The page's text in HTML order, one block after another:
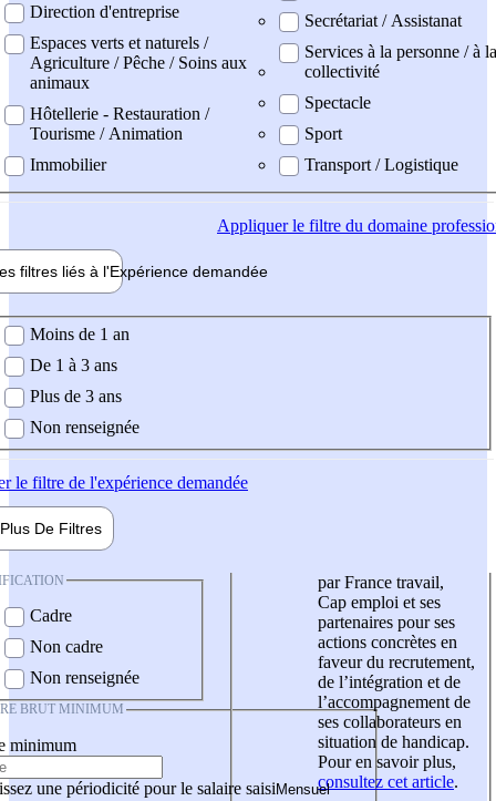
Direction d'entreprise
Espaces verts et naturels /
Agriculture / Pêche / Soins aux
animaux
Hôtellerie - Restauration /
Tourisme / Animation
Immobilier
Secrétariat / Assistanat
Services à la personne / à la
collectivité
Spectacle
Sport
Transport / Logistique
Appliquerle filtre du domaine
filtres liés à l'Expérience demandée
demandée
Moins de 1 an
De 1 à 3 ans
Plus de 3 ans
Non renseignée
le filtre de l'expérience demandée
Plus De Filtres
Cadre
Non cadre
Non renseignée
BRUT MINIMUM
minimum
une périodicité pour le salaire saisi
par France travail,
Cap emploi et ses
partenaires pour ses
actions concrètes en
faveur du recrutement,
de l’intégration et de
l’accompagnement de
ses collaborateurs en
situation de handicap.
Pour en savoir plus,
consultez cet article.